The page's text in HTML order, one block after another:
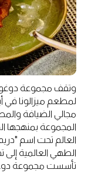
وتقف مجموعة
لمطعم ميزالونا في
مجالي الضيافة
العالم تحت اسم
الطهي العالمية إلى
تأسست مجموعة